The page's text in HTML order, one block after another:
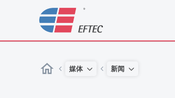
媒体 新闻